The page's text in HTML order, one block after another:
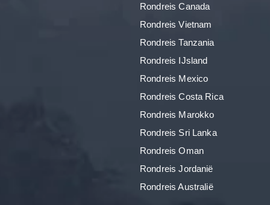
Rondreis Canada
Rondreis Vietnam
Rondreis Tanzania
Rondreis IJsland
Rondreis Mexico
Rondreis Costa Rica
Rondreis Marokko
Rondreis Sri Lanka
Rondreis Oman
Rondreis Jordanië
Rondreis Australië